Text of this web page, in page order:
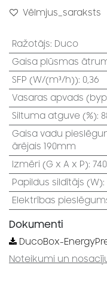
Vēlmjus_saraksts
Ražotājs: Duco
Gaisa plūsmas
SFP (W/(m³/h)): 0,36
Vasaras apvads
Siltuma atguve (%):
Gaisa vadu
ārējais 190mm
Izmēri (G x A x P):
Papildus sildītājs (W):
Elektrības
Dokumenti
DucoBox-
Noteikumi un